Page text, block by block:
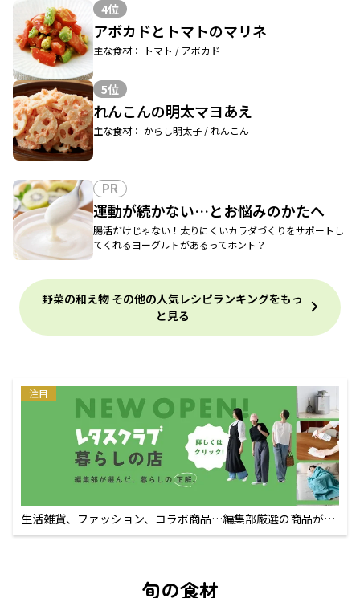
4位
アボカドとトマトのマリネ
主な食材： トマト / アボカド
5位
れんこんの明太マヨあえ
主な食材： からし明太子 / れんこん
PR
運動が続かない…とお悩みのかたへ
腸活だけじゃない！太りにくいカラダづくりをサポートし
てくれるヨーグルトがあるってホント？
野菜の和え物 その他の人気レシピランキングをもっ
と見る
注目
生活雑貨、ファッション、コラボ商品…編集部厳選の商品が買
えるECサイト
旬の食材